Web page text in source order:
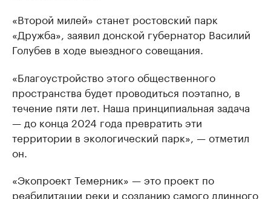
«Второй милей» станет ростовский парк
«Дружба», заявил донской губернатор Василий
Голубев в ходе выездного совещания.
«Благоустройство этого общественного
пространства будет проводиться поэтапно, в
течение пяти лет. Наша принципиальная задача
— до конца 2024 года превратить эти
территории в экологический парк», — отметил
он.
«Экопроект Темерник» — это проект по
реабилитации реки и созданию самого длинного